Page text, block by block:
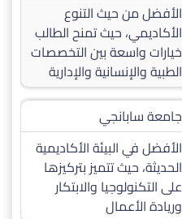
الأفضل من حيث التنوع
الأكاديمي، حيث تمنح الطالب
خيارات واسعة بين التخصصات
الطبية والإنسانية والإدارية
جامعة سابانجي
الأفضل في البيئة الأكاديمية
الحديثة، حيث تتميز بتركيزها
على التكنولوجيا والابتكار
وريادة الأعمال